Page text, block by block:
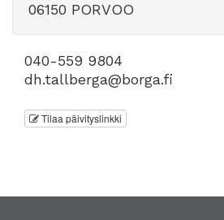
06150 PORVOO
040-559 9804
dh.tallberga@borga.fi
Tilaa päivityslinkki